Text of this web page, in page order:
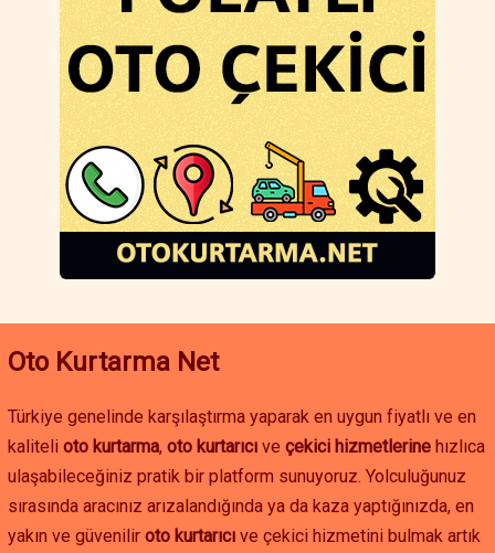
bölgesinde çekici fiyatları, hizmetin kapsamına ve mesafeye
göre değişse de, her bütçeye uygun seçenekler mevcuttur.
Uygun fiyatlı oto kurtarma ve polatlı çekici hizmeti ile aracınız
güvenli bir şekilde taşınır.
Eğer Polatlı çevresinde oto çekici, oto yol yardım veya akü
takviyesi hizmetine ihtiyacınız varsa, hızlı ve güvenilir çözümler
için hemen iletişime geçebilirsiniz. Ankara oto kurtarma
hizmetleriyle yolda kalma sorununu hızlıca çözebilir, aracınızı
güvenle istediğiniz noktaya ulaştırabilirsiniz.
Oto Kurtarma Net
Türkiye genelinde karşılaştırma yaparak en uygun fiyatlı ve en
kaliteli oto kurtarma, oto kurtarıcı ve çekici hizmetlerine hızlıca
ulaşabileceğiniz pratik bir platform sunuyoruz. Yolculuğunuz
sırasında aracınız arızalandığında ya da kaza yaptığınızda, en
yakın ve güvenilir oto kurtarıcı ve çekici hizmetini bulmak artık